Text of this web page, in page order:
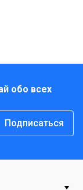
обо всех
Подписаться